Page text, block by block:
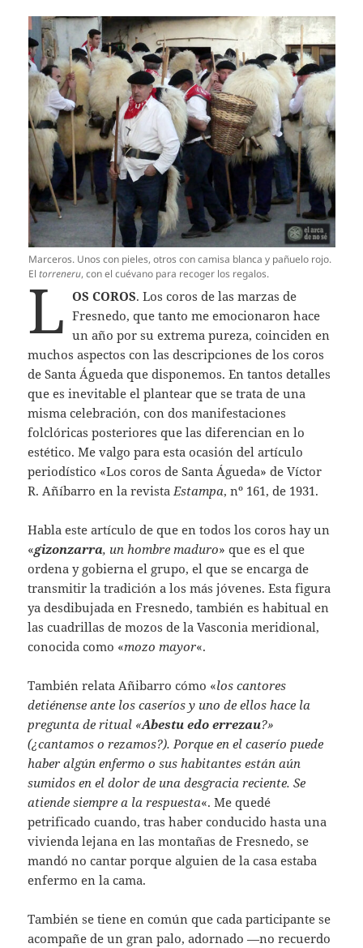
Marceros. Unos con pieles, otros con camisa blanca y pañuelo rojo.
El torreneru, con el cuévano para recoger los regalos.
L OS COROS. Los coros de las marzas de
Fresnedo, que tanto me emocionaron hace
un año por su extrema pureza, coinciden en
muchos aspectos con las descripciones de los coros
de Santa Águeda que disponemos. En tantos detalles
que es inevitable el plantear que se trata de una
misma celebración, con dos manifestaciones
folclóricas posteriores que las diferencian en lo
estético. Me valgo para esta ocasión del artículo
periodístico «Los coros de Santa Águeda» de Víctor
R. Añíbarro en la revista Estampa, nº 161, de 1931.
Habla este artículo de que en todos los coros hay un
«gizonzarra, un hombre maduro» que es el que
ordena y gobierna el grupo, el que se encarga de
transmitir la tradición a los más jóvenes. Esta figura
ya desdibujada en Fresnedo, también es habitual en
las cuadrillas de mozos de la Vasconia meridional,
conocida como «mozo mayor«.
También relata Añibarro cómo «los cantores
detiénense ante los caseríos y uno de ellos hace la
pregunta de ritual «Abestu edo errezau?»
(¿cantamos o rezamos?). Porque en el caserío puede
haber algún enfermo o sus habitantes están aún
sumidos en el dolor de una desgracia reciente. Se
atiende siempre a la respuesta«. Me quedé
petrificado cuando, tras haber conducido hasta una
vivienda lejana en las montañas de Fresnedo, se
mandó no cantar porque alguien de la casa estaba
enfermo en la cama.
También se tiene en común que cada participante se
acompañe de un gran palo, adornado —no recuerdo